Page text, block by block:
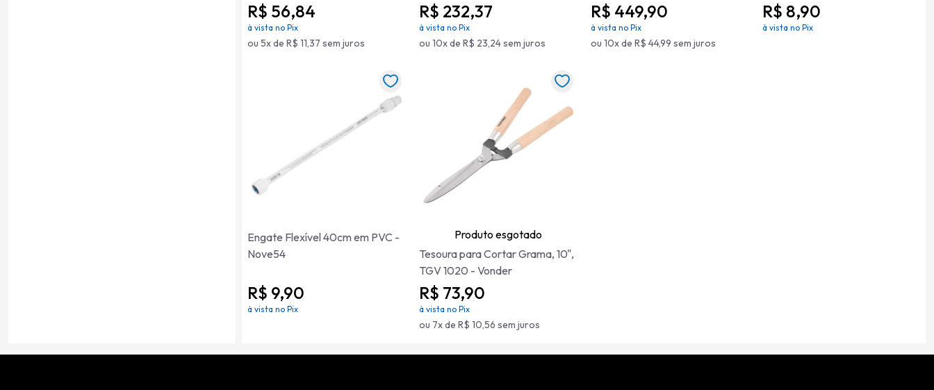
R$ 56,84
à vista no Pix
ou 5x de R$ 11,37 sem juros
R$ 232,37
à vista no Pix
ou 10x de R$ 23,24 sem juros
R$ 449,90
à vista no Pix
ou 10x de R$ 44,99 sem juros
R$ 8,90
à vista no Pix
Engate Flexível 40cm em PVC -
Nove54
R$ 9,90
à vista no Pix
Produto esgotado
Tesoura para Cortar Grama, 10",
TGV 1020 - Vonder
R$ 73,90
à vista no Pix
ou 7x de R$ 10,56 sem juros